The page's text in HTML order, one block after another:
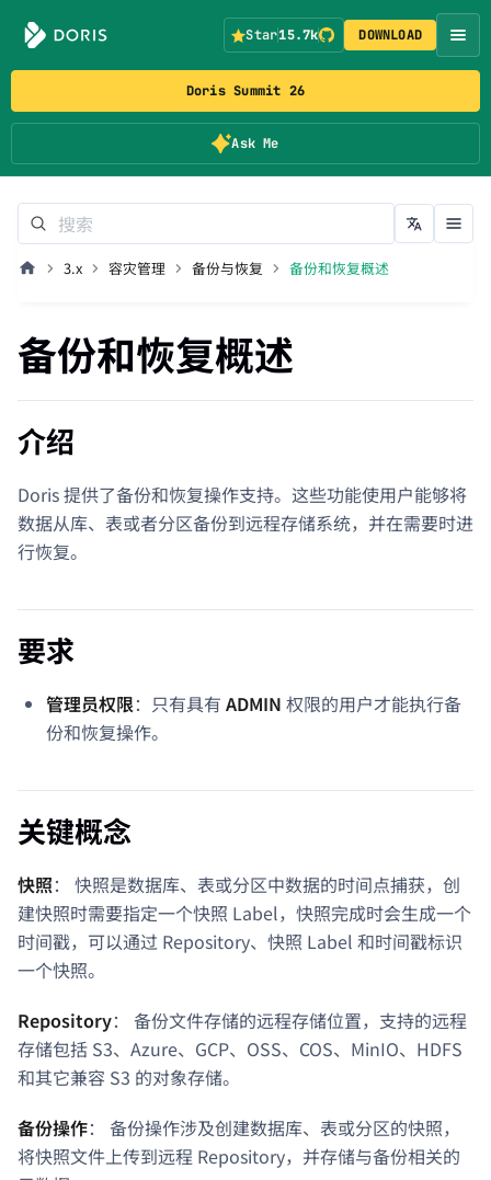
Doris Summit 26
Ask Me
Star15.7k DOWNLOAD
3.x 容灾管理 备份与恢复 备份和恢复概述
备份和恢复概述
介绍
Doris 提供了备份和恢复操作支持。这些功能使用户能够将
数据从库、表或者分区备份到远程存储系统，并在需要时进
行恢复。
要求
管理员权限：只有具有 ADMIN 权限的用户才能执行备
份和恢复操作。
关键概念
快照： 快照是数据库、表或分区中数据的时间点捕获，创
建快照时需要指定一个快照 Label，快照完成时会生成一个
时间戳，可以通过 Repository、快照 Label 和时间戳标识
一个快照。
Repository： 备份文件存储的远程存储位置，支持的远程
存储包括 S3、Azure、GCP、OSS、COS、MinIO、HDFS
和其它兼容 S3 的对象存储。
备份操作： 备份操作涉及创建数据库、表或分区的快照，
将快照文件上传到远程 Repository，并存储与备份相关的